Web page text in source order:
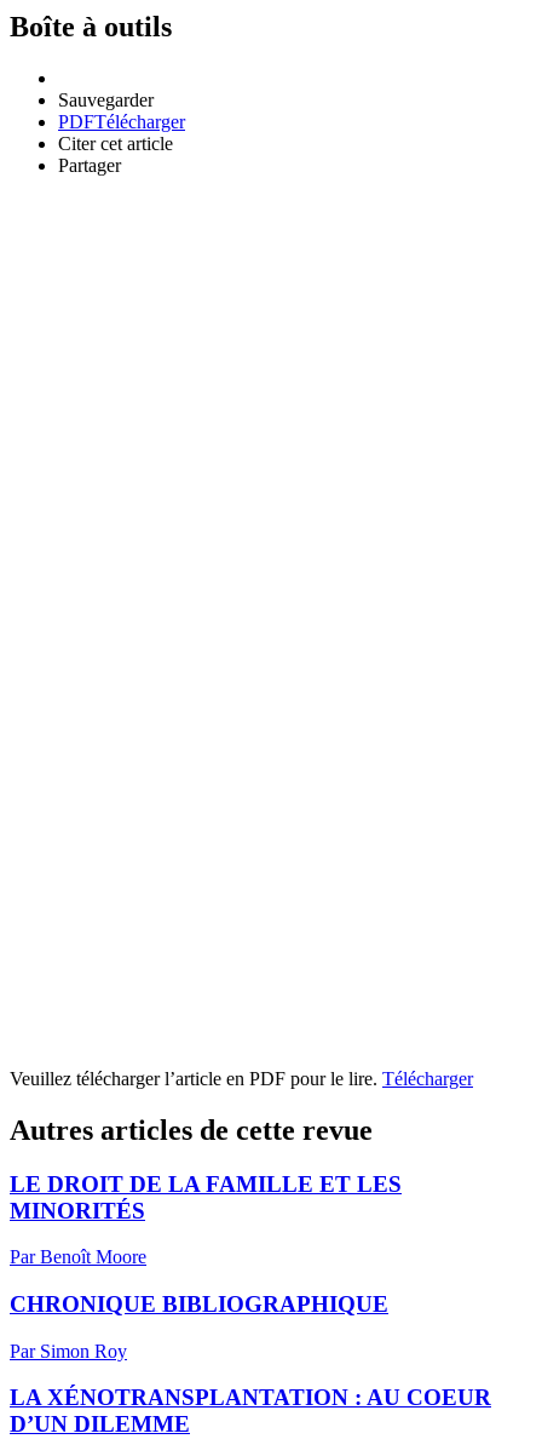
Boîte à outils
Sauvegarder
PDFTélécharger
Citer cet article
Partager
Veuillez télécharger l’article en PDF pour le lire. Télécharger
Autres articles de cette revue
LE DROIT DE LA FAMILLE ET LES
MINORITÉS
Par Benoît Moore
CHRONIQUE BIBLIOGRAPHIQUE
Par Simon Roy
LA XÉNOTRANSPLANTATION : AU COEUR
D’UN DILEMME